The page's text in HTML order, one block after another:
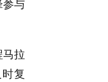
参与
拉
复